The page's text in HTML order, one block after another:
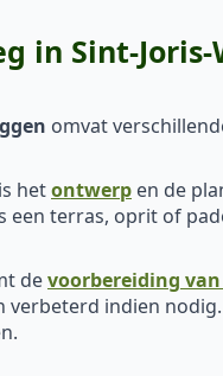
in Sint-
omvat
hetontwerp en de
een terras, oprit of
devoorbereiding
verbeterd indien